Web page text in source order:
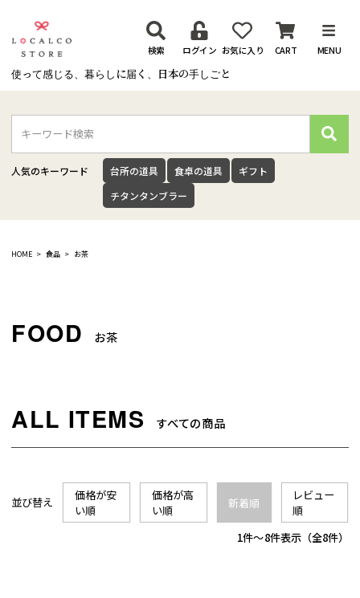
使って感じる、暮らしに届く、日本の手しごと
検索 ログイン お気に入り CART MENU
検
索
人気のキーワード 台所の道具 食卓の道具
ギフト
チタンタンブラー
HOME 食品 お茶
お茶
すべての商品
並び替え
価格が安
い順
価格が高
い順
新着順
レビュー
順
8
1 -8件表示